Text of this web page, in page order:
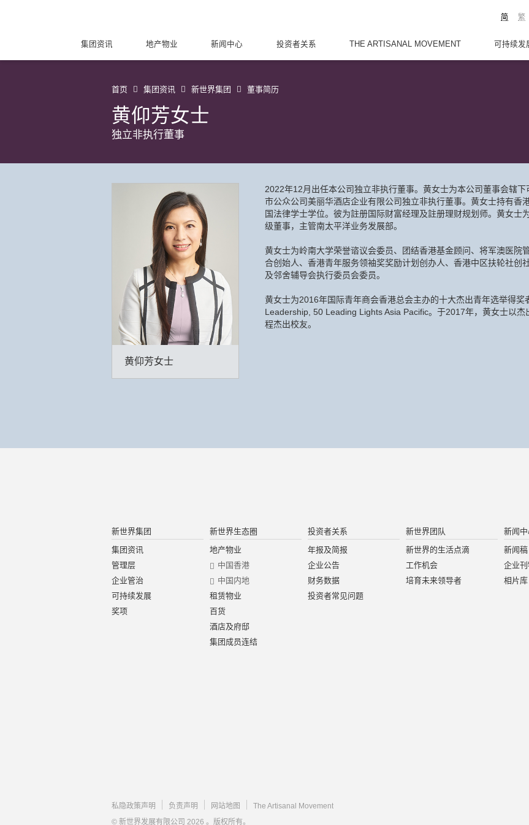
繁
简
集团资讯 地产物业 新闻中心 投资者关系 THE ARTISANAL MOVEMENT 可持续发
首页 集团资讯 新世界集团 董事简历
黄仰芳女士
独立非执行董事
黄仰芳女士
2022年12月出任本公司独立非执行董事。黄女士为本公司董事会辖
市公众公司美丽华酒店企业有限公司独立非执行董事。黄女士持有香
国法律学士学位。彼为註册国际财富经理及註册理财规划师。黄女士
级董事，主管南太平洋业务发展部。
黄女士为岭南大学荣誉谘议会委员、团结香港基金顾问、将军澳医院
合创始人、香港青年服务领袖奖奖励计划创办人、香港中区扶轮社创
及邻舍辅导会执行委员会委员。
黄女士为2016年国际青年商会香港总会主办的十大杰出青年选举得
Leadership, 50 Leading Lights Asia Pacific。于2017年，黄女士以
程杰出校友。
新世界集团
集团资讯
管理层
企业管治
可持续发展
奖项
新世界生态圈
地产物业
中国香港
中国内地
租赁物业
百货
酒店及府邸
集团成员连结
投资者关系
年报及简报
企业公告
财务数据
投资者常见问题
新世界团队
新世界的生活点滴
工作机会
培育未来领导者
新闻
新闻稿
企业
相片库
私隐政策声明 负责声明 网站地图
The Artisanal Movement
© 新世界发展有限公司 2026 。版权所有。